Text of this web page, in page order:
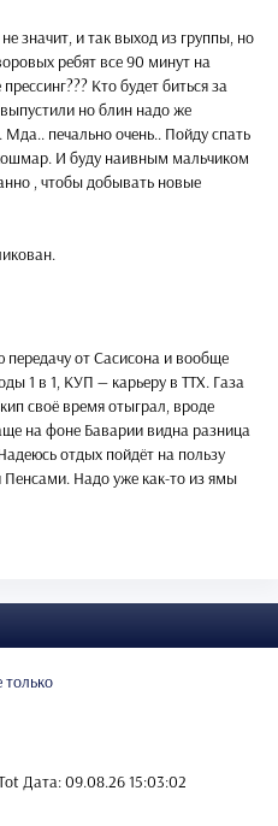
значит, и так выход из группы, но
ребят все 90 минут на
Кто будет биться за
но блин надо же
Мда.. печально очень.. Пойду спать
И буду наивным мальчиком
, чтобы добывать новые
передачу от Сасисона и вообще
1 в 1, КУП — карьеру в ТТХ. Газа
своё время отыграл, вроде
на фоне Баварии видна разница
отдых пойдёт на пользу
Пенсами. Надо уже как-то из ямы
Дата: 09.08.26 15:03:02